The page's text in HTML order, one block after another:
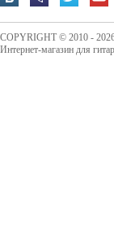
COPYRIGHT © 2010 -
Интернет-магазин для